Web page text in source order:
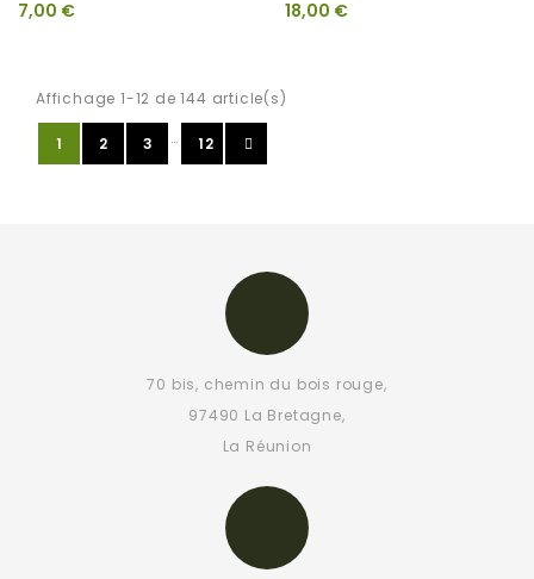
7,00 € 18,00 €
Affichage 1-12 de 144 article(s)
1 2 3 … 12
70 bis, chemin du bois rouge,
97490 La Bretagne,
La Réunion